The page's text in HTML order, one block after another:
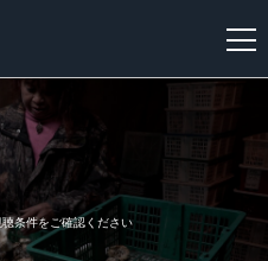
登
録
条件をご確認ください